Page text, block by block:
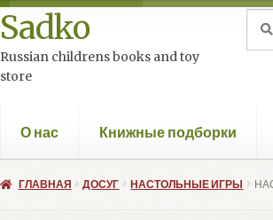
Перейти
к
навигации
Перейти
к
содержимому
Sadko
Russian childrens books and toy
store
О нас Книжные подборки
ГЛАВНАЯ ДОСУГ НАСТОЛЬНЫЕ ИГРЫ